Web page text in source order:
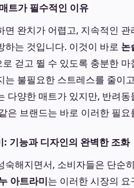
트가 필수적인 이유
면 완치가 어렵고, 지속적인
하는 것입니다. 이것이 바로 논
걷고 뛸 수 있도록 충분한
는 불필요한 스트레스를 줄이
다양한 매트가 있지만, 반려
은 브랜드는 바로 이러한 필
기능과 디자인의 완벽한 조화
숙해지면서, 소비자들은 단순
아트라미는 이러한 시장의